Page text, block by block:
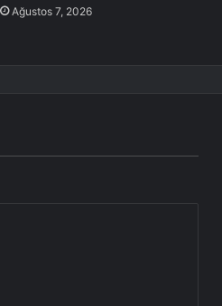
Ağustos 7, 2026